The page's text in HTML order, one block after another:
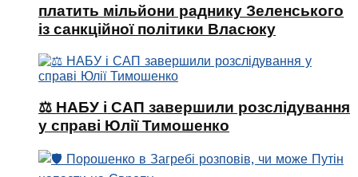
платить мільйони раднику Зеленського
із санкційної політики Власюку
⚖️ НАБУ і САП завершили розслідування
у справі Юлії Тимошенко